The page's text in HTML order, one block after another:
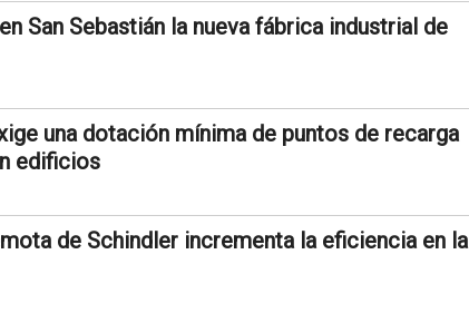
San Sebastián la nueva fábrica industrial de
una dotación mínima de puntos de recarga
edificios
de Schindler incrementa la eficiencia en la